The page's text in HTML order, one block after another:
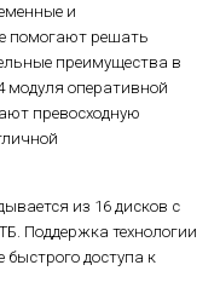
и
помогают решать
преимущества в
модуля оперативной
превосходную
из 16 дисков с
Поддержка технологии
быстрого доступа к